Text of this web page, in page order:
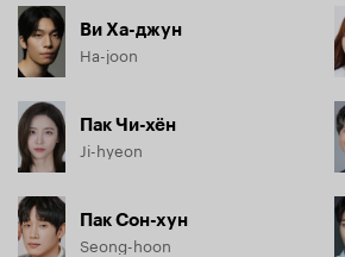
Ви Ха-джун
Ha-joon
Пак Чи-хён
Ji-hyeon
Пак Сон-хун
Seong-hoon